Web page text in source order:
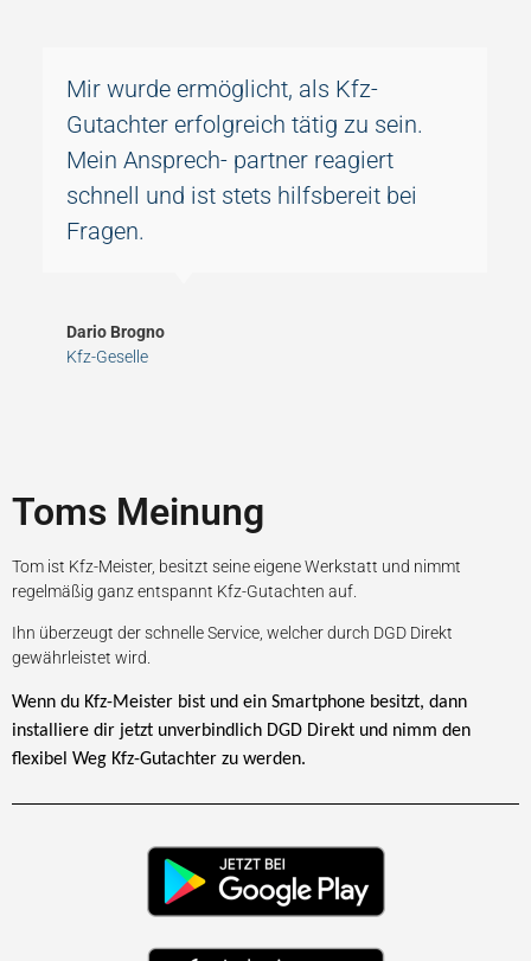
Mir wurde ermöglicht, als Kfz-
Gutachter erfolgreich tätig zu sein.
Mein Ansprech- partner reagiert
schnell und ist stets hilfsbereit bei
Fragen.
Dario Brogno
Kfz-Geselle
Toms Meinung
Tom ist Kfz-Meister, besitzt seine eigene Werkstatt und nimmt
regelmäßig ganz entspannt Kfz-Gutachten auf.
Ihn überzeugt der schnelle Service, welcher durch DGD Direkt
gewährleistet wird.
Wenn du Kfz-Meister bist und ein Smartphone besitzt, dann
installiere dir jetzt unverbindlich DGD Direkt und nimm den
flexibel Weg Kfz-Gutachter zu werden.